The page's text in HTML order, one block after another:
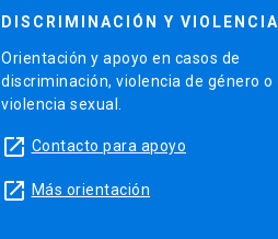
DISCRIMINACIÓN Y VIOLENCIA
Orientación y apoyo en casos de
discriminación, violencia de género o
violencia sexual.
launch Contacto para apoyo
launch Más orientación